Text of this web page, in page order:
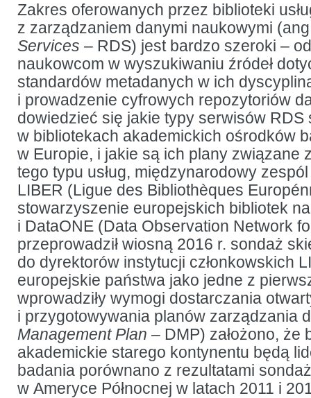
badawczymi
w europejskich
bibliotekach
wyższych:
wyniki
sondażu
Zakres oferowanych przez biblioteki
z zarządzaniem danymi naukowymi
Services – RDS) jest bardzo szeroki –
naukowcom w wyszukiwaniu źródeł
standardów metadanych w ich
i prowadzenie cyfrowych repozytoriów
dowiedzieć się jakie typy serwisów RDS
w bibliotekach akademickich ośrodków
w Europie, i jakie są ich plany związane
tego typu usług, międzynarodowy
LIBER (Ligue des Bibliothèques
stowarzyszenie europejskich bibliotek
i DataONE (Data Observation Network
przeprowadził wiosną 2016 r. sondaż
do dyrektorów instytucji członkowskich
europejskie państwa jako jedne z
wprowadziły wymogi dostarczania
i przygotowywania planów zarządzania
Management Plan – DMP) założono, że
akademickie starego kontynentu będą
badania porównano z rezultatami
w Ameryce Północnej w latach 2011 i